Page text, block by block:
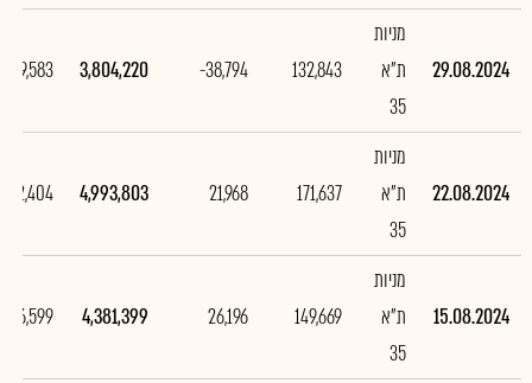
29.08.2024
מניות
ת"א
35
132,843
-38,794
3,804,220
22.08.2024
מניות
ת"א
35
171,637
21,968
4,993,803
612,404
15.08.2024
מניות
ת"א
35
149,669
26,196
4,381,399
646,599